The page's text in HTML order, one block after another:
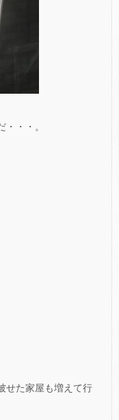
・・。
せた家屋も増えて行